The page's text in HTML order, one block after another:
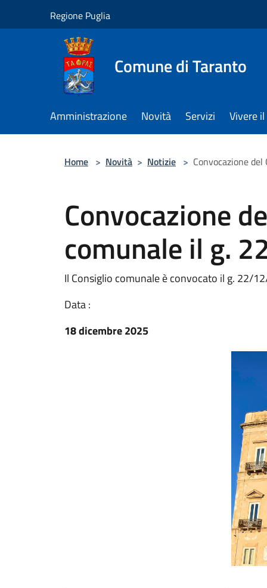
Regione Puglia
Comune di Taranto
Amministrazione Novità Servizi Vivere
Home > Novità > Notizie > Convocazione
Convocazione
comunale il g.
Il Consiglio comunale è convocato il g. 22/
Data :
18 dicembre 2025